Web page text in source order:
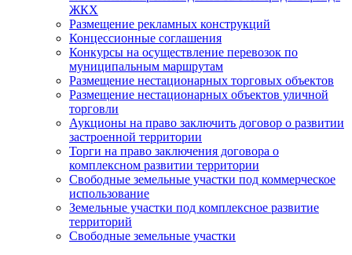
ЖКХ
Размещение рекламных конструкций
Концессионные соглашения
Конкурсы на осуществление перевозок по
муниципальным маршрутам
Размещение нестационарных торговых объектов
Размещение нестационарных объектов уличной
торговли
Аукционы на право заключить договор о развитии
застроенной территории
Торги на право заключения договора о
комплексном развитии территории
Свободные земельные участки под коммерческое
использование
Земельные участки под комплексное развитие
территорий
Свободные земельные участки